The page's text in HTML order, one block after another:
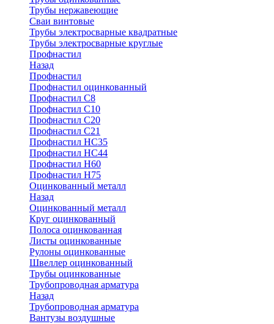
Трубы нержавеющие
Сваи винтовые
Трубы электросварные квадратные
Трубы электросварные круглые
Профнастил
Назад
Профнастил
Профнастил оцинкованный
Профнастил С8
Профнастил С10
Профнастил С20
Профнастил С21
Профнастил НС35
Профнастил НС44
Профнастил Н60
Профнастил Н75
Оцинкованный металл
Назад
Оцинкованный металл
Круг оцинкованный
Полоса оцинкованная
Листы оцинкованные
Рулоны оцинкованные
Швеллер оцинкованный
Трубы оцинкованные
Трубопроводная арматура
Назад
Трубопроводная арматура
Вантузы воздушные